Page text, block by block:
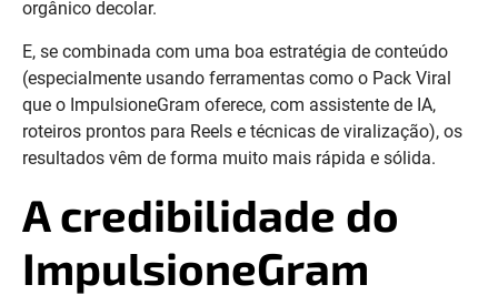
orgânico decolar.
E, se combinada com uma boa estratégia de conteúdo
(especialmente usando ferramentas como o Pack Viral
que o ImpulsioneGram oferece, com assistente de IA,
roteiros prontos para Reels e técnicas de viralização), os
resultados vêm de forma muito mais rápida e sólida.
A credibilidade do
ImpulsioneGram